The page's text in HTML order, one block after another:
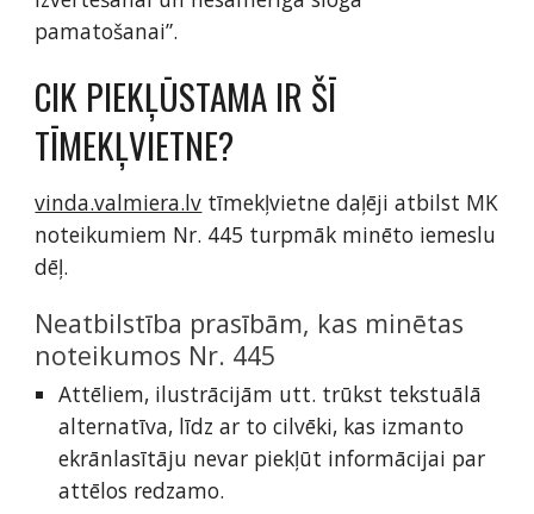
pamatošanai”.
CIK PIEKĻŪSTAMA IR ŠĪ
TĪMEKĻVIETNE?
vinda.valmiera.lv tīmekļvietne daļēji atbilst MK
noteikumiem Nr. 445 turpmāk minēto iemeslu
dēļ.
Neatbilstība prasībām, kas minētas
noteikumos Nr. 445
Attēliem, ilustrācijām utt. trūkst tekstuālā
alternatīva, līdz ar to cilvēki, kas izmanto
ekrānlasītāju nevar piekļūt informācijai par
attēlos redzamo.